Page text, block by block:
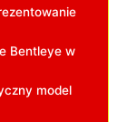
Bentleye w
⁢model